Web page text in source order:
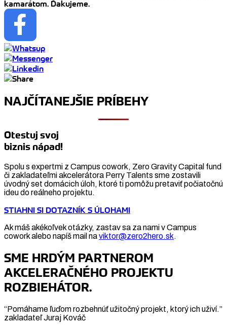
kamarátom. Ďakujeme.
NAJČÍTANEJŠIE PRÍBEHY
Otestuj svoj
biznis nápad!
Spolu s expertmi z Campus cowork, Zero Gravity Capital fund
či zakladateľmi akcelerátora Perry Talents sme zostavili
úvodný set domácich úloh, ktoré ti pomôžu pretaviť počiatočnú
ideu do reálneho projektu.
STIAHNI SI DOTAZNÍK S ÚLOHAMI
Ak máš akékoľvek otázky, zastav sa za nami v Campus
cowork alebo napíš mail naviktor@zero2hero.sk.
SME HRDÝM PARTNEROM
AKCELERAČNÉHO PROJEKTU
ROZBIEHÁTOR.
“Pomáhame ľuďom rozbehnúť užitočný projekt, ktorý ich uživí.”
zakladateľ Juraj Kováč